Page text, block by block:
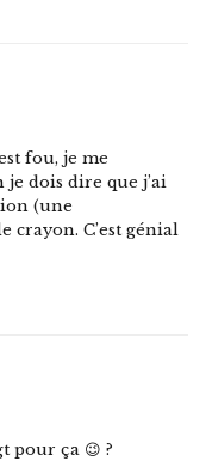
fou, je me
je dois dire que j’ai
(une
crayon. C’est génial
pour ça 😉 ?